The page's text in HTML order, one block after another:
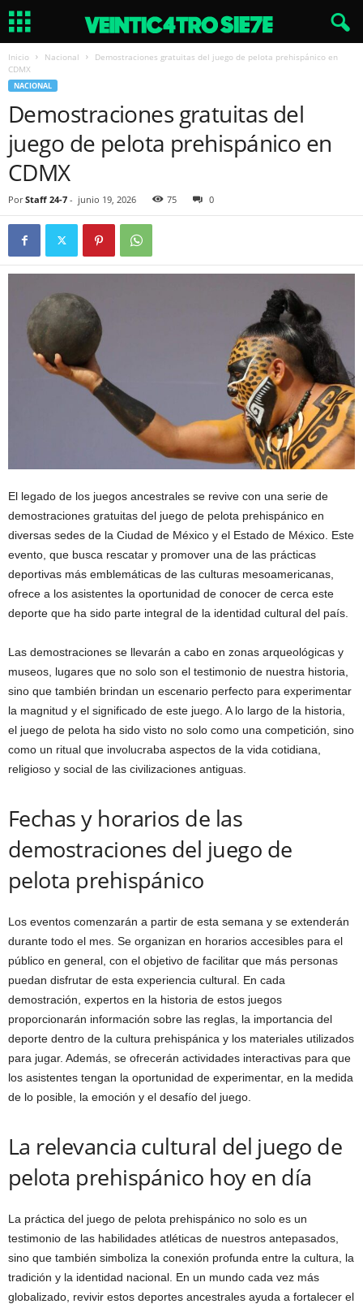
Inicio Nacional
Demostraciones gratuitas del juego de pelota prehispánico en
CDMX
NACIONAL
Demostraciones gratuitas del
juego de pelota prehispánico en
CDMX
Por Staff 24-7 - junio 19, 2026 75 0
El legado de los juegos ancestrales se revive con una serie de
demostraciones gratuitas del juego de pelota prehispánico en
diversas sedes de la Ciudad de México y el Estado de México. Este
evento, que busca rescatar y promover una de las prácticas
deportivas más emblemáticas de las culturas mesoamericanas,
ofrece a los asistentes la oportunidad de conocer de cerca este
deporte que ha sido parte integral de la identidad cultural del país.
Las demostraciones se llevarán a cabo en zonas arqueológicas y
museos, lugares que no solo son el testimonio de nuestra historia,
sino que también brindan un escenario perfecto para experimentar
la magnitud y el significado de este juego. A lo largo de la historia,
el juego de pelota ha sido visto no solo como una competición, sino
como un ritual que involucraba aspectos de la vida cotidiana,
religioso y social de las civilizaciones antiguas.
Fechas y horarios de las
demostraciones del juego de
pelota prehispánico
Los eventos comenzarán a partir de esta semana y se extenderán
durante todo el mes. Se organizan en horarios accesibles para el
público en general, con el objetivo de facilitar que más personas
puedan disfrutar de esta experiencia cultural. En cada
demostración, expertos en la historia de estos juegos
proporcionarán información sobre las reglas, la importancia del
deporte dentro de la cultura prehispánica y los materiales utilizados
para jugar. Además, se ofrecerán actividades interactivas para que
los asistentes tengan la oportunidad de experimentar, en la medida
de lo posible, la emoción y el desafío del juego.
La relevancia cultural del juego de
pelota prehispánico hoy en día
La práctica del juego de pelota prehispánico no solo es un
testimonio de las habilidades atléticas de nuestros antepasados,
sino que también simboliza la conexión profunda entre la cultura, la
tradición y la identidad nacional. En un mundo cada vez más
globalizado, revivir estos deportes ancestrales ayuda a fortalecer el